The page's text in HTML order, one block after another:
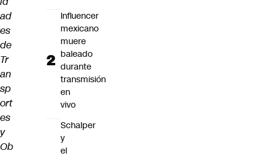
ad
es
de
Tr
an
sp
ort
es
y
Ob
Influencer
mexicano
muere
baleado
durante
transmisión
en
vivo
Schalper
y
el